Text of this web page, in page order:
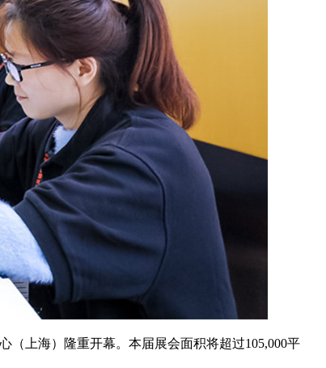
（上海）隆重开幕。本届展会面积将超过105,000平